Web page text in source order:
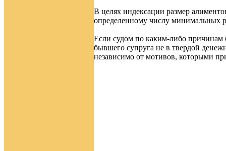
В целях индексации размер
определенному числу минимальных
Если судом по каким-либо причинам
бывшего супруга не в твердой
независимо от мотивов, которыми